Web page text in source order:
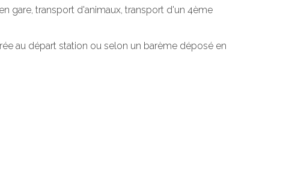
gare, transport d'animaux, transport d'un 4ème
au départ station ou selon un barème déposé en